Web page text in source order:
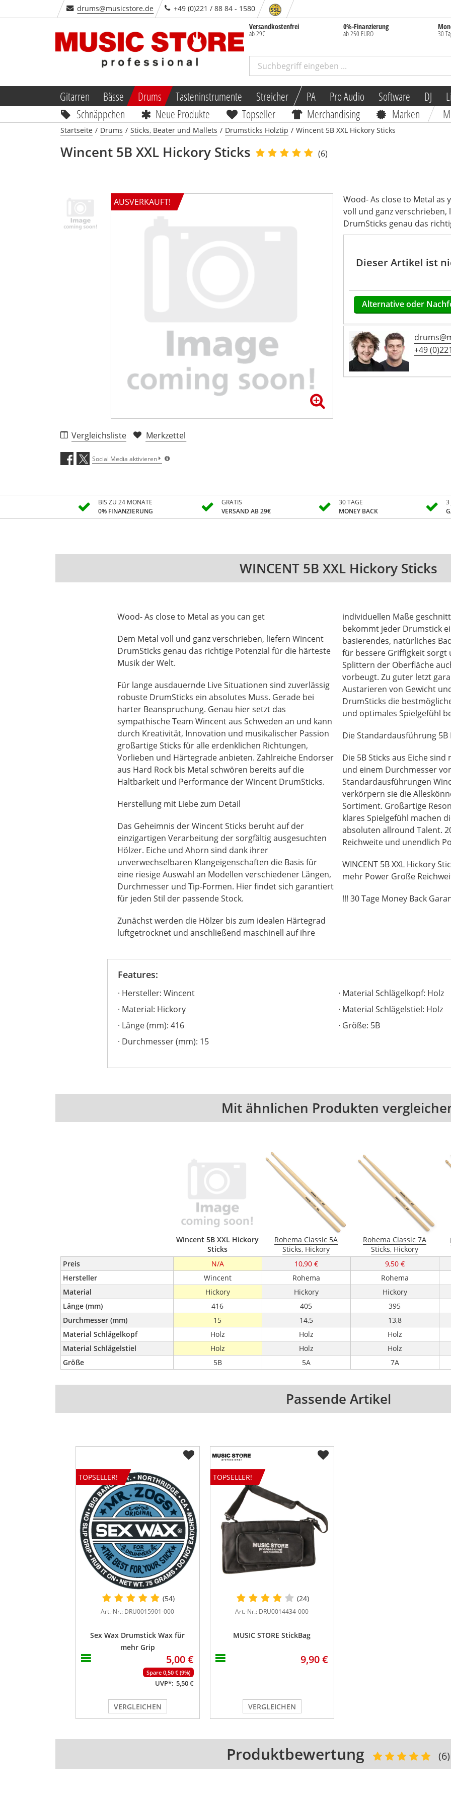
drums@musicstore.de
+49 (0)221 / 88 84 - 1580
Versandkostenfrei
ab 29€
0%-Finanzierung
ab 250 EURO 30
Gitarren Bässe Drums Tasteninstrumente Streicher PA Pro Audio Software DJ
Schnäppchen
Neue Produkte Topseller Merchandising Marken
Startseite / Drums / Sticks, Beater und Mallets / Drumsticks Holztip / Wincent 5B XXL Hickory Sticks
Wincent 5B XXL Hickory Sticks (6)
AUSVERKAUFT!
Vergleichsliste Merkzettel
Social Media aktivieren
Wood- As close to Metal as
voll und ganz verschrieben,
DrumSticks genau das
Dieser Artikel ist
Alternative oder
+49
BIS ZU 24 MONATE
0% FINANZIERUNG
GRATIS
VERSAND AB 29€
30 TAGE
MONEY BACK
3
WINCENT 5B XXL Hickory Sticks
Wood- As close to Metal as you can get
Dem Metal voll und ganz verschrieben, liefern Wincent
DrumSticks genau das richtige Potenzial für die härteste
Musik der Welt.
Für lange ausdauernde Live Situationen sind zuverlässig
robuste DrumSticks ein absolutes Muss. Gerade bei
harter Beanspruchung. Genau hier setzt das
sympathische Team Wincent aus Schweden an und kann
durch Kreativität, Innovation und musikalischer Passion
großartige Sticks für alle erdenklichen Richtungen,
Vorlieben und Härtegrade anbieten. Zahlreiche Endorser
aus Hard Rock bis Metal schwören bereits auf die
Haltbarkeit und Performance der Wincent DrumSticks.
Herstellung mit Liebe zum Detail
Das Geheimnis der Wincent Sticks beruht auf der
einzigartigen Verarbeitung der sorgfältig ausgesuchten
Hölzer. Eiche und Ahorn sind dank ihrer
unverwechselbaren Klangeigenschaften die Basis für
eine riesige Auswahl an Modellen verschiedener Längen,
Durchmesser und Tip-Formen. Hier findet sich garantiert
für jeden Stil der passende Stock.
Zunächst werden die Hölzer bis zum idealen Härtegrad
luftgetrocknet und anschließend maschinell auf ihre
individuellen Maße
bekommt jeder Drumstick
basierendes, natürliches
für bessere Griffigkeit sorgt
Splittern der Oberfläche
vorbeugt. Zu guter letzt
Austarieren von Gewicht
DrumSticks die
und optimales Spielgefühl
Die Standardausführung 5B
Die 5B Sticks aus Eiche
und einem Durchmesser
Standardausführungen
verkörpern sie die
Sortiment. Großartige
klares Spielgefühl machen
absoluten allround Talent.
Reichweite und unendlich
WINCENT 5B XXL Hickory
mehr Power Große
!!! 30 Tage Money Back
Features:
Hersteller: Wincent
Material: Hickory
Länge (mm): 416
Durchmesser (mm): 15
Material Schlägelkopf: Holz
Material Schlägelstiel: Holz
Größe: 5B
Mit ähnlichen Produkten
Wincent 5B XXL Hickory
Sticks
Rohema Classic 5A
Sticks, Hickory
Rohema Classic 7A
Sticks, Hickory
Preis N/A 10,90 €
9,50 €
Hersteller
Wincent Rohema
Rohema
Material
Hickory Hickory
Hickory
Länge (mm)
416 405
395
Durchmesser (mm)
15 14,5
13,8
Material Schlägelkopf
Holz Holz
Holz
Material Schlägelstiel
Holz Holz
Holz
Größe
5B 5A 7A
Passende Artikel
TOPSELLER!
(54)
Art.-Nr.: DRU0015901-000
Sex Wax Drumstick Wax für
mehr Grip
5,00 €
Spare 0,50 € (9%)
UVP*: 5,50 €
VERGLEICHEN
TOPSELLER!
(24)
Art.-Nr.: DRU0014434-000
MUSIC STORE StickBag
9,90 €
VERGLEICHEN
Produktbewertung (6)